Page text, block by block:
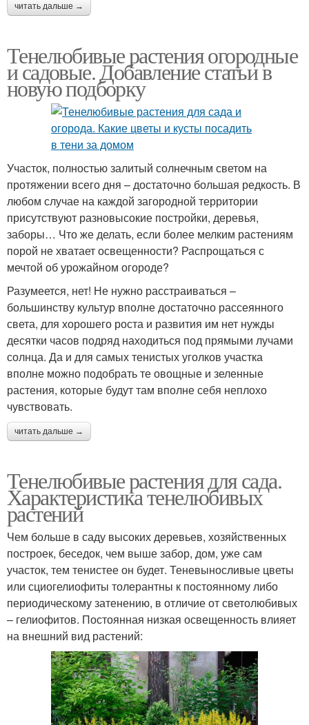
читать дальше →
Тенелюбивые растения огородные
и садовые. Добавление статьи в
новую подборку
Участок, полностью залитый солнечным светом на
протяжении всего дня – достаточно большая редкость. В
любом случае на каждой загородной территории
присутствуют разновысокие постройки, деревья,
заборы… Что же делать, если более мелким растениям
порой не хватает освещенности? Распрощаться с
мечтой об урожайном огороде?
Разумеется, нет! Не нужно расстраиваться –
большинству культур вполне достаточно рассеянного
света, для хорошего роста и развития им нет нужды
десятки часов подряд находиться под прямыми лучами
солнца. Да и для самых тенистых уголков участка
вполне можно подобрать те овощные и зеленные
растения, которые будут там вполне себя неплохо
чувствовать.
читать дальше →
Тенелюбивые растения для сада.
Характеристика тенелюбивых
растений
Чем больше в саду высоких деревьев, хозяйственных
построек, беседок, чем выше забор, дом, уже сам
участок, тем тенистее он будет. Теневыносливые цветы
или сциогелиофиты толерантны к постоянному либо
периодическому затенению, в отличие от светолюбивых
– гелиофитов. Постоянная низкая освещенность влияет
на внешний вид растений: